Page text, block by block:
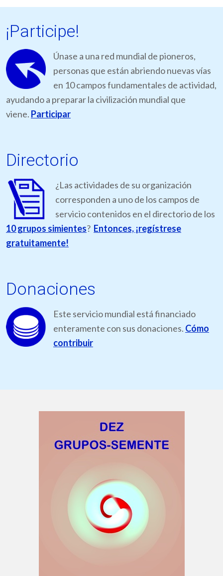
¡Participe!
Únase a una red mundial de pioneros,
personas que están abriendo nuevas vías
en 10 campos fundamentales de actividad,
ayudando a preparar la civilización mundial que
viene. Participar
Directorio
¿Las actividades de su organización
corresponden a uno de los campos de
servicio contenidos en el directorio de los
10 grupos simientes? Entonces, ¡regístrese
gratuitamente!
Donaciones
Este servicio mundial está financiado
enteramente con sus donaciones. Cómo
contribuir